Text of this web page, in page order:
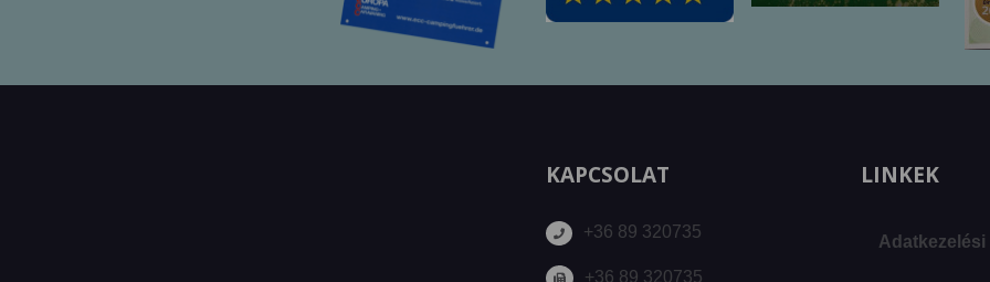
KAPCSOLAT
+36 89 320735
+36 89 320735
LINKEK